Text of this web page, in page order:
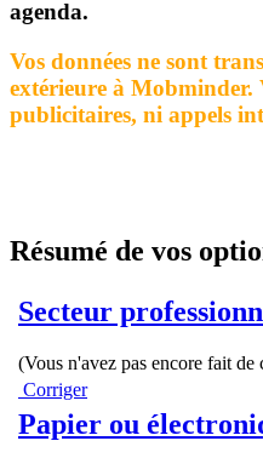
agenda.
Vos données ne sont
extérieure à Mobminder.
publicitaires, ni appels
Résumé de vos
Secteur
(Vous n'avez pas encore fait de
Corriger
Papier ou